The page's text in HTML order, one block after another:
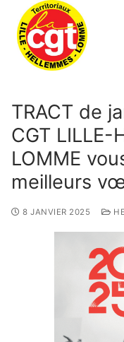
TRACT de
CGT LILLE-
LOMME
meilleurs
8 JANVIER 2025